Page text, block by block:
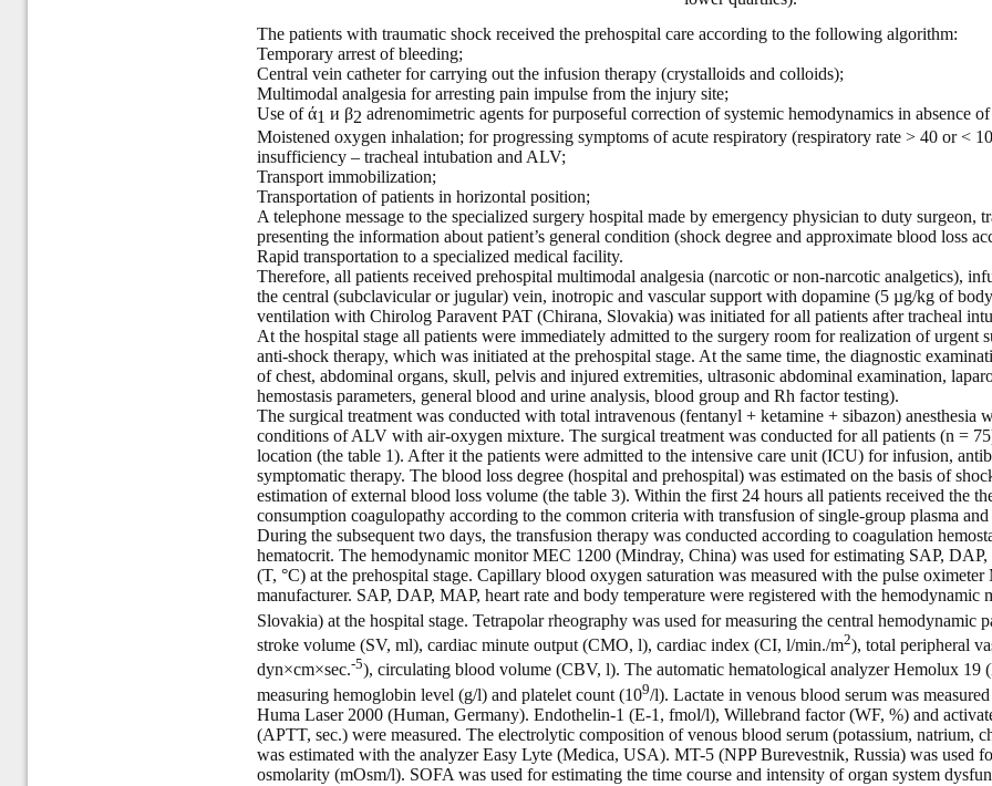
The patients with traumatic shock received the prehospital care according to the following algorithm:
Temporary arrest of bleeding;
Central vein catheter for carrying out the infusion therapy (crystalloids and colloids);
Multimodal analgesia for arresting pain impulse from the injury site;
Use of ά1 и β2 adrenomimetric agents for purposeful correction of systemic hemodynamics in absence
Moistened oxygen inhalation; for progressing symptoms of acute respiratory (respiratory rate > 40 or <
insufficiency – tracheal intubation and ALV;
Transport immobilization;
Transportation of patients in horizontal position;
A telephone message to the specialized surgery hospital made by emergency physician to duty surgeon,
presenting the information about patient’s general condition (shock degree and approximate blood loss
Rapid transportation to a specialized medical facility.
Therefore, all patients received prehospital multimodal analgesia (narcotic or non-narcotic analgetics),
the central (subclavicular or jugular) vein, inotropic and vascular support with dopamine (5 µg/kg of
ventilation with Chirolog Paravent PAT (Chirana, Slovakia) was initiated for all patients after tracheal
At the hospital stage all patients were immediately admitted to the surgery room for realization of urgent
anti-shock therapy, which was initiated at the prehospital stage. At the same time, the diagnostic
of chest, abdominal organs, skull, pelvis and injured extremities, ultrasonic abdominal examination,
hemostasis parameters, general blood and urine analysis, blood group and Rh factor testing).
The surgical treatment was conducted with total intravenous (fentanyl + ketamine + sibazon) anesthesia
conditions of ALV with air-oxygen mixture. The surgical treatment was conducted for all patients (n =
location (the table 1). After it the patients were admitted to the intensive care unit (ICU) for infusion,
symptomatic therapy. The blood loss degree (hospital and prehospital) was estimated on the basis of
estimation of external blood loss volume (the table 3). Within the first 24 hours all patients received the
consumption coagulopathy according to the common criteria with transfusion of single-group plasma
During the subsequent two days, the transfusion therapy was conducted according to coagulation
hematocrit. The hemodynamic monitor MEC 1200 (Mindray, China) was used for estimating SAP,
(T, °C) at the prehospital stage. Capillary blood oxygen saturation was measured with the pulse
manufacturer. SAP, DAP, MAP, heart rate and body temperature were registered with the
Slovakia) at the hospital stage. Tetrapolar rheography was used for measuring the central hemodynamic
stroke volume (SV, ml), cardiac minute output (CMO, l), cardiac index (CI, l/min./m2), total peripheral
dyn×cm×sec.-5), circulating blood volume (CBV, l). The automatic hematological analyzer Hemolux 19
measuring hemoglobin level (g/l) and platelet count (109/l). Lactate in venous blood serum was
Huma Laser 2000 (Human, Germany). Endothelin-1 (E-1, fmol/l), Willebrand factor (WF, %) and
(APTT, sec.) were measured. The electrolytic composition of venous blood serum (potassium, natrium,
was estimated with the analyzer Easy Lyte (Medica, USA). MT-5 (NPP Burevestnik, Russia) was used
osmolarity (mOsm/l). SOFA was used for estimating the time course and intensity of organ system